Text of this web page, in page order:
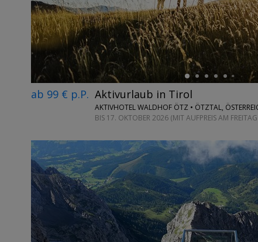
ab 99 € p.P. Aktivurlaub in Tirol
AKTIVHOTEL WALDHOF ÖTZ • ÖTZTAL,
BIS 17. OKTOBER 2026 (MIT AUFPREIS AM
←